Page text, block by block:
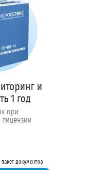
и
1 год
при
документов